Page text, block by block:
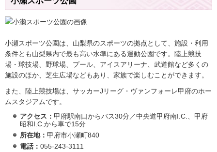
小瀬スポーツ公園は、山梨県のスポーツの拠点として、施設・利用
条件とも山梨県内で最も高い水準にある運動公園です。陸上競技
場・球技場、野球場、プール、アイスアリーナ、武道館など多くの
施設のほか、芝生広場などもあり、家族で楽しむことができます。
また、陸上競技場は、サッカーJリーグ・ヴァンフォーレ甲府のホー
ムスタジアムです。
アクセス： 甲府駅南口からバス30分／中央道甲府南I.C.、甲府
昭和I.C.から車で15分
所在地： 甲府市小瀬町840
電話： 055-243-3111